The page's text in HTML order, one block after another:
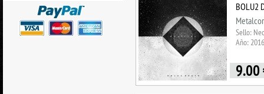
BOLU2
Sello:
Año: 2016
9.00